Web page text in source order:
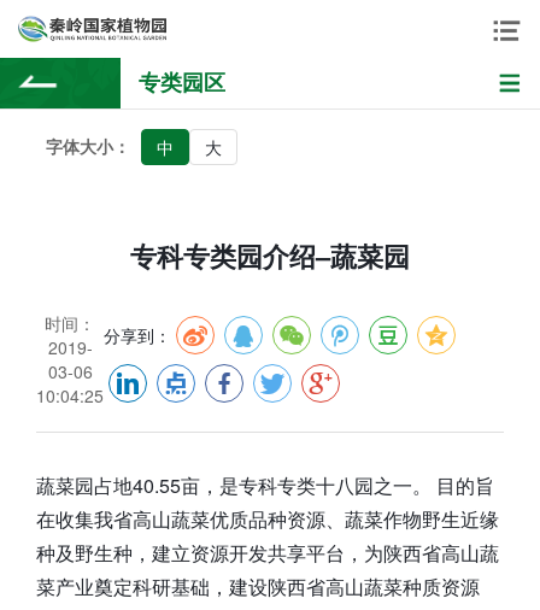
专类园区
字体大小： 中 大
专科专类园介绍–蔬菜园
时间：
2019-
03-06
10:04:25
分享到：
蔬菜园占地40.55亩，是专科专类十八园之一。 目的旨
在收集我省高山蔬菜优质品种资源、蔬菜作物野生近缘
种及野生种，建立资源开发共享平台，为陕西省高山蔬
菜产业奠定科研基础，建设陕西省高山蔬菜种质资源